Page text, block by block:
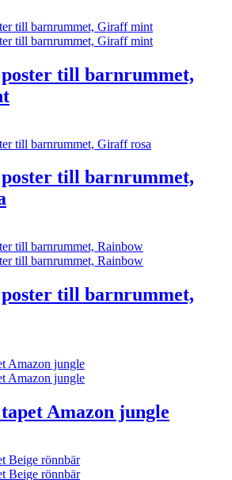
till barnrummet,
till barnrummet,
till barnrummet,
Amazon jungle